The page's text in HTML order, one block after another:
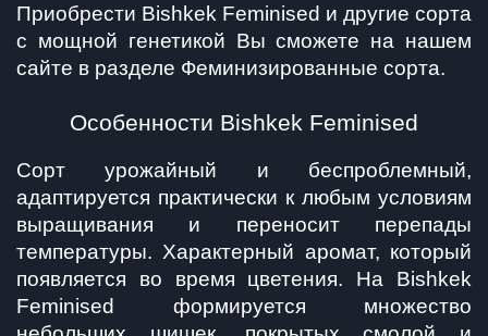
Приобрести Bishkek Feminised и другие сорта
с мощной генетикой Вы сможете на нашем
сайте в разделе Феминизированные сорта.
Особенности Bishkek Feminised
Сорт урожайный и беспроблемный,
адаптируется практически к любым условиям
выращивания и переносит перепады
температуры. Характерный аромат, который
появляется во время цветения. На Bishkek
Feminised формируется множество